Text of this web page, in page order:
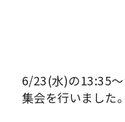
6/23(水)の13:35
集会を行いました。